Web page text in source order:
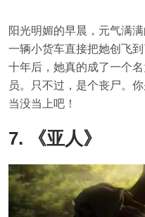
阳光明媚的早晨，元气满
一辆小货车直接把她创飞
十年后，她真的成了一个
员。只不过，是个丧尸。
当没当上吧！
7. 《亚人》